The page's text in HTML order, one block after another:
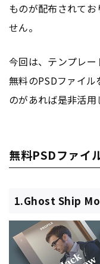
ものが配布されて
せん。
今回は、テンプレ
無料のPSDファイ
のがあれば是非活用
無料PSDファイ
1.Ghost Ship